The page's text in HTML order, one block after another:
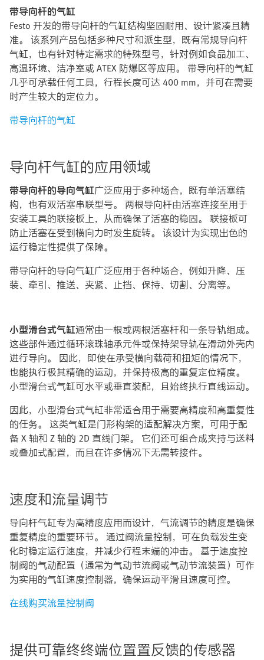
带导向杆的气缸
Festo 开发的带导向杆的气缸结构坚固耐用、设计紧凑且精
准。 该系列产品包括多种尺寸和派生型，既有常规导向杆
气缸，也有针对特定需求的特殊型号，针对例如食品加工、
高温环境、洁净室或 ATEX 防爆区等应用。 带导向杆的气缸
几乎可承载任何工具，行程长度可达 400 mm，并可在需要
时产生较大的定位力。
带导向杆的气缸
导向杆气缸的应用领域
带导向杆的导向气缸广泛应用于多种场合，既有单活塞结
构，也有双活塞串联型号。 两根导向杆由活塞连接至用于
安装工具的联接板上，从而确保了活塞的稳固。 联接板可
防止活塞在受到横向力时发生旋转。 该设计为实现出色的
运行稳定性提供了保障。
带导向杆的导向气缸广泛应用于各种场合，例如升降、压
装、牵引、推送、夹紧、止挡、保持、切割、分离等。
小型滑台式气缸通常由一根或两根活塞杆和一条导轨组成。
这些部件通过循环滚珠轴承元件或保持架导轨在滑动外壳内
进行导向。 因此，即使在承受横向载荷和扭矩的情况下，
也能执行极其精确的运动，并保持极高的重复定位精度。
小型滑台式气缸可水平或垂直装配，且始终执行直线运动。
因此，小型滑台式气缸非常适合用于需要高精度和高重复性
的任务。 这类气缸是门形构架的适配解决方案，可用于配
备 X 轴和 Z 轴的 2D 直线门架。 它们还可组合成夹持与送料
或叠加式配置，而且在许多情况下无需转接件。
速度和流量调节
导向杆气缸专为高精度应用而设计，气流调节的精度是确保
重复精度的重要环节。 通过阀流量控制，可在负载发生变
化时稳定运行速度，并减少行程末端的冲击。 基于速度控
制阀的气动配置（通常为气动节流阀或气动节流装置）可作
为实用的气缸速度控制器，确保运动平滑且速度可控。
在线购买流量控制阀
提供可靠终终端位置置反馈的传感器